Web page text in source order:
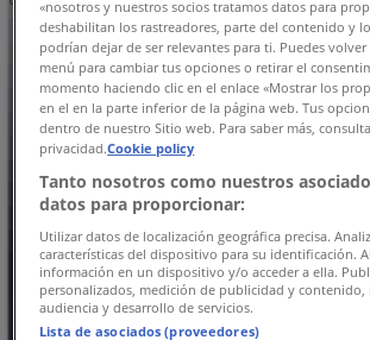
Domingo
11:00 - 20:00
Lunes
11:00 - 20:00
Martes
Miércoles
11:00 - 20:00
Jueves
11:00 - 20:00
Viernes
11:00 - 20:00
«nosotros y nuestros socios tratamos datos para
deshabilitan los rastreadores, parte del contenido y
podrían dejar de ser relevantes para ti. Puedes volver
menú para cambiar tus opciones o retirar el
momento haciendo clic en el enlace «Mostrar los
en el en la parte inferior de la página web. Tus
dentro de nuestro Sitio web. Para saber más,
privacidad.Cookie policy
Tanto nosotros como nuestros
datos para proporcionar:
Utilizar datos de localización geográfica precisa.
características del dispositivo para su identificación.
información en un dispositivo y/o acceder a ella.
personalizados, medición de publicidad y contenido,
audiencia y desarrollo de servicios.
Lista de asociados (proveedores)